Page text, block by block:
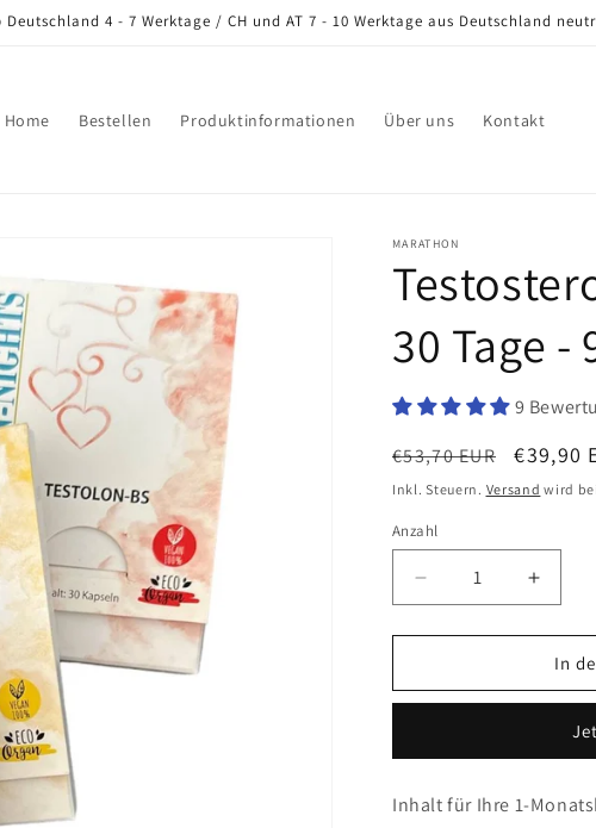
4 - 7 Werktage / CH und AT 7 - 10 Werktage aus Deutschland
Home Bestellen Produktinformationen Über uns Kontakt
MARATHON
30 Tage -
9
Normaler
Preis
€53,70 EUR €39,90
Inkl. Steuern. Versand wird
Anzahl
Anzahl
Verringere
die
Menge
Testosteron-
30
-
Erhöhe
die
Menge
für
30
-
In
Inhalt für Ihre 1-